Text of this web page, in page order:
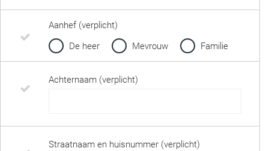
Aanhef (verplicht)
De heer
Mevrouw Familie
Achternaam (verplicht)
Straatnaam en huisnummer (verplicht)